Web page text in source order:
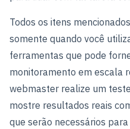
Todos os itens
somente quando você
ferramentas que pode
monitoramento em escala
webmaster realize um
mostre resultados reais
que serão necessários